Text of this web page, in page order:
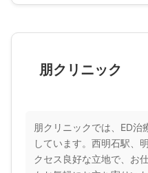
朋クリニック
朋クリニックでは、ED
しています。西明石駅、
クセス良好な立地で、お